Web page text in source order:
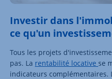
Investir dans
ce qu'un
Tous les projets
pas. La rentabilité locative se
indicateurs complémentaires.